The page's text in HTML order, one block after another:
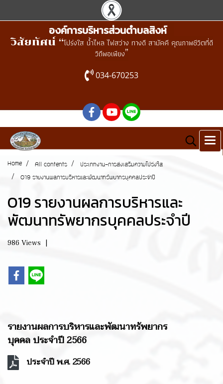
องค์การบริหารส่วนตำบลสิงห์
วิสัยทัศน์ “โปร่งใส น้ำไหล ไฟสว่าง ทางดี สามัคคี คุณภาพชีวิตที่ดี
วิถีพอเพียง”
034-670253
Home All contents ประเภทงาน-การส่งเสริมความโปร่งใส
O19 รายงานผลการบริหารและพัฒนาทรัพยากรบุคคลประจำปี
O19 รายงานผลการบริหารและ
พัฒนาทรัพยากรบุคคลประจำปี
986 Views |
รายงานผลการบริหารและพัฒนาทรัพยากร
บุคคลประจำปี 2566
ประจำปี พ.ศ. 2566